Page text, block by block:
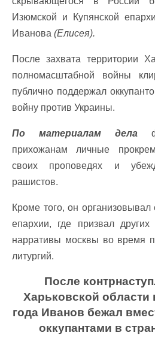
Изюмской и Купянской
Иванова (Елисея).
После захвата территории
полномасштабной войны
публично поддержал
войну против Украины.
По материалам дела
прихожанам личные
своих проповедях и
рашистов.
Кроме того, он организовывал
епархии, где призвал других
нарративы москвы во время
литургий.
После
Харьковской области
года Иванов бежал
оккупантами в